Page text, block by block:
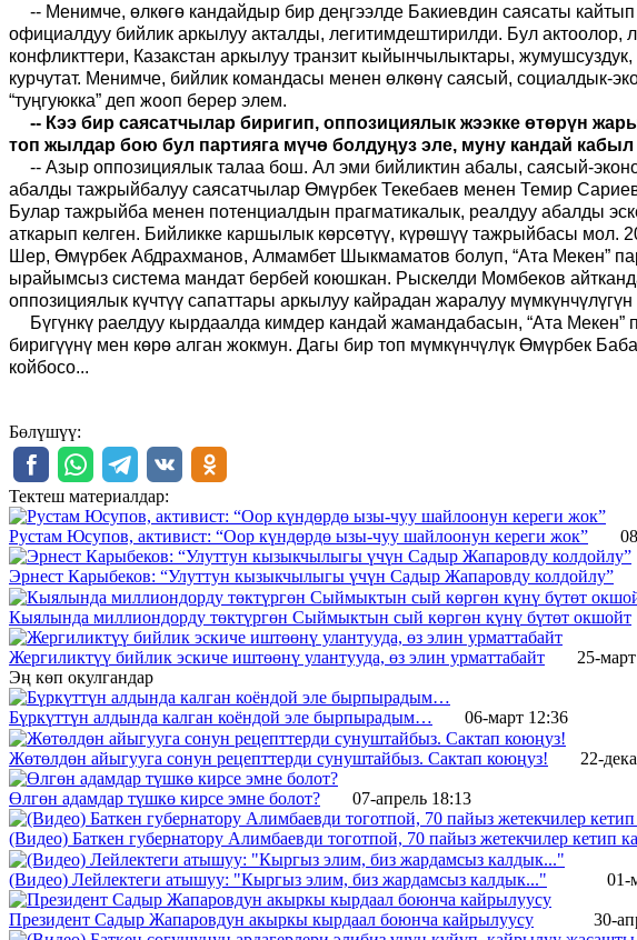
-- Менимче, өлкөгө кандайдыр бир деңгээлде Бакиевдин саясаты
официалдуу бийлик аркылуу акталды, легитимдештирилди. Бул
конфликттери, Казакстан аркылуу транзит кыйынчылыктары,
курчутат. Менимче, бийлик командасы менен өлкөнү саясый, социалдык-
“туңгуюкка” деп жооп берер элем.
-- Кээ бир саясатчылар биригип, оппозициялык жээкке өтөрүн
топ жылдар бою бул партияга мүчө болдуңуз эле, муну кандай
-- Азыр оппозициялык талаа бош. Ал эми бийликтин абалы, саясый-
абалды тажрыйбалуу саясатчылар Өмүрбек Текебаев менен Темир
Булар тажрыйба менен потенциалдын прагматикалык, реалдуу абалды
аткарып келген. Бийликке каршылык көрсөтүү, күрөшүү тажрыйбасы
Шер, Өмүрбек Абдрахманов, Алмамбет Шыкмаматов болуп, “Ата Мекен”
ырайымсыз система мандат бербей коюшкан. Рыскелди Момбеков
оппозициялык күчтүү сапаттары аркылуу кайрадан жаралуу
Бүгүнкү раелдуу кырдаалда кимдер кандай жамандабасын, “Ата Мекен”
биригүүнү мен көрө алган жокмун. Дагы бир топ мүмкүнчүлүк Өмүрбек
койбосо...
Бөлүшүү:
Тектеш материалдар:
Рустам Юсупов, активист: “Оор күндөрдө ызы-чуу шайлоонун кереги жок”
Эрнест Карыбеков: “Улуттун кызыкчылыгы үчүн Садыр Жапаровду колдойлу”
Кыялында миллиондорду төктүргөн Сыймыктын сый көргөн күнү бүтөт окшойт
Жергиликтүү бийлик эскиче иштөөнү улантууда, өз элин урматтабайт
25-
Эң көп окулгандар
Бүркүттүн алдында калган коёндой эле бырпырадым… 06-март 12:36
Жөтөлдөн айыгууга сонун рецепттерди сунуштайбыз. Сактап коюңуз! 22-
Өлгөн адамдар түшкө кирсе эмне болот? 07-апрель 18:13
(Видео) Баткен губернатору Алимбаевди тоготпой, 70 пайыз жетекчилер кетип
(Видео) Лейлектеги атышуу: "Кыргыз элим, биз жардамсыз калдык..." 01-
Президент Садыр Жапаровдун акыркы кырдаал боюнча кайрылуусу 30-